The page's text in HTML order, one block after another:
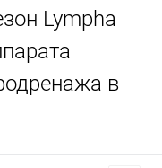
Lympha
в